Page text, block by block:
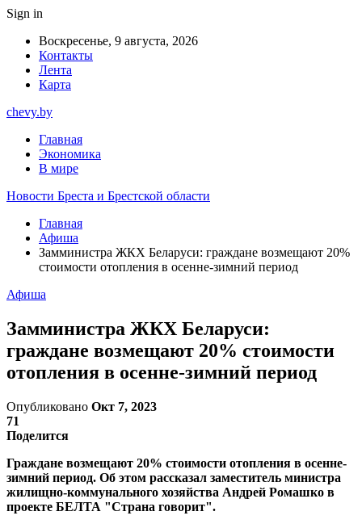
Sign in
Воскресенье, 9 августа, 2026
Контакты
Лента
Карта
chevy.by
Главная
Экономика
В мире
Новости Бреста и Брестской области
Главная
Афиша
Замминистра ЖКХ Беларуси: граждане возмещают 20%
стоимости отопления в осенне-зимний период
Афиша
Замминистра ЖКХ Беларуси:
граждане возмещают 20% стоимости
отопления в осенне-зимний период
Опубликовано Окт 7, 2023
71
Поделится
Граждане возмещают 20% стоимости отопления в осенне-
зимний период. Об этом рассказал заместитель министра
жилищно-коммунального хозяйства Андрей Ромашко в
проекте БЕЛТА "Страна говорит".